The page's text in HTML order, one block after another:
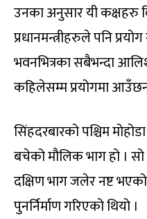
उनका अनुसार यी कक्षहरु
प्रधानमन्त्रीहरुले पनि
भवनभित्रका सबैभन्दा
कहिलेसम्म प्रयोगमा
सिंहदरबारको पश्चिम
बचेको मौलिक भाग हो ।
दक्षिण भाग जलेर नष्ट
पुनर्निर्माण गरिएको थियो ।